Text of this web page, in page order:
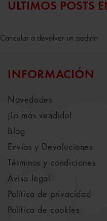
ÚLTIMOS POSTS
Cancelar o devolver un pedido
INFORMACIÓN
Novedades
¡Lo más vendido!
Blog
Envíos y Devoluciones
Términos y condiciones
Aviso legal
Política de privacidad
Política de cookies